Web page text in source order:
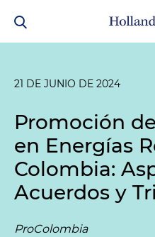
21 DE JUNIO DE 2024
Promoción
en Energías
Colombia:
Acuerdos y
ProColombia